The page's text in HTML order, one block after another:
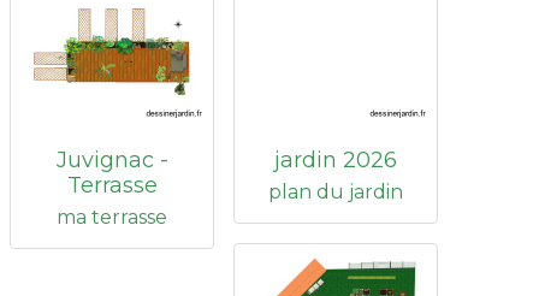
Juvignac -
Terrasse
ma terrasse
jardin 2026
plan du jardin